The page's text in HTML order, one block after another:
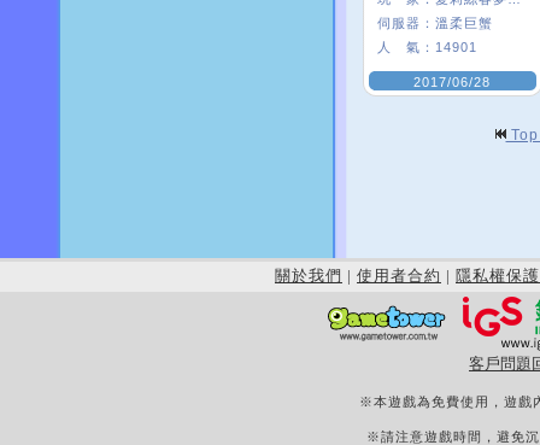
伺服器： 溫柔巨蟹
人 氣： 14901
2017/06/28
關於我們 | 使用者合約 | 隱私權保護
客戶問題
※本遊戲為免費使用，遊戲
※請注意遊戲時間，避免